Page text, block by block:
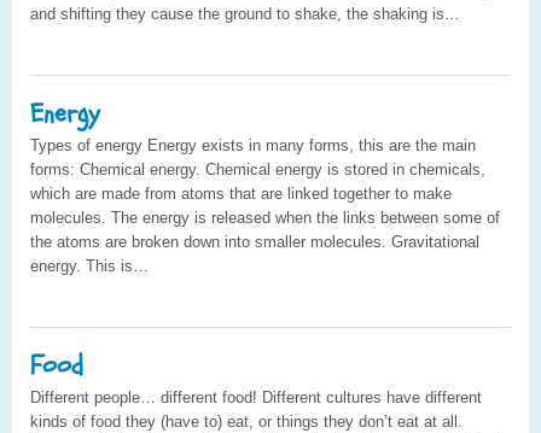
and shifting they cause the ground to shake, the shaking is…
Energy
Types of energy Energy exists in many forms, this are the main
forms: Chemical energy. Chemical energy is stored in chemicals,
which are made from atoms that are linked together to make
molecules. The energy is released when the links between some of
the atoms are broken down into smaller molecules. Gravitational
energy. This is…
Food
Different people… different food! Different cultures have different
kinds of food they (have to) eat, or things they don’t eat at all.